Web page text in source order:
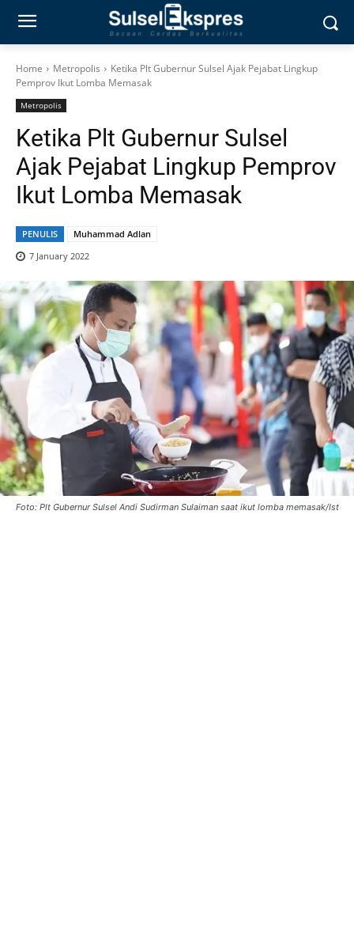
Home Metropolis
Ketika Plt Gubernur Sulsel Ajak Pejabat Lingkup
Pemprov Ikut Lomba Memasak
Metropolis
Ketika Plt Gubernur Sulsel
Ajak Pejabat Lingkup Pemprov
Ikut Lomba Memasak
PENULIS
Muhammad Adlan
7 January 2022
Foto: Plt Gubernur Sulsel Andi Sudirman Sulaiman saat ikut lomba memasak/Ist